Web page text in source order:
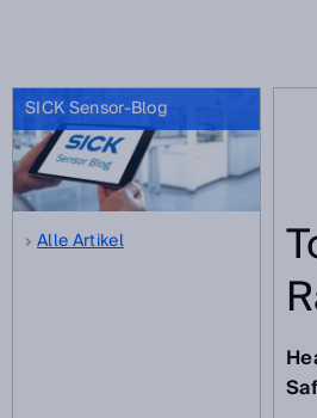
SICK Sensor-Blog
Alle Artikel